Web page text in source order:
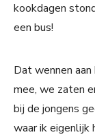
kookdagen
een bus!
Dat wennen
mee, we zaten
bij de jongens
waar ik eigenlijk